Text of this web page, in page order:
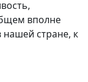
вполне
стране, к